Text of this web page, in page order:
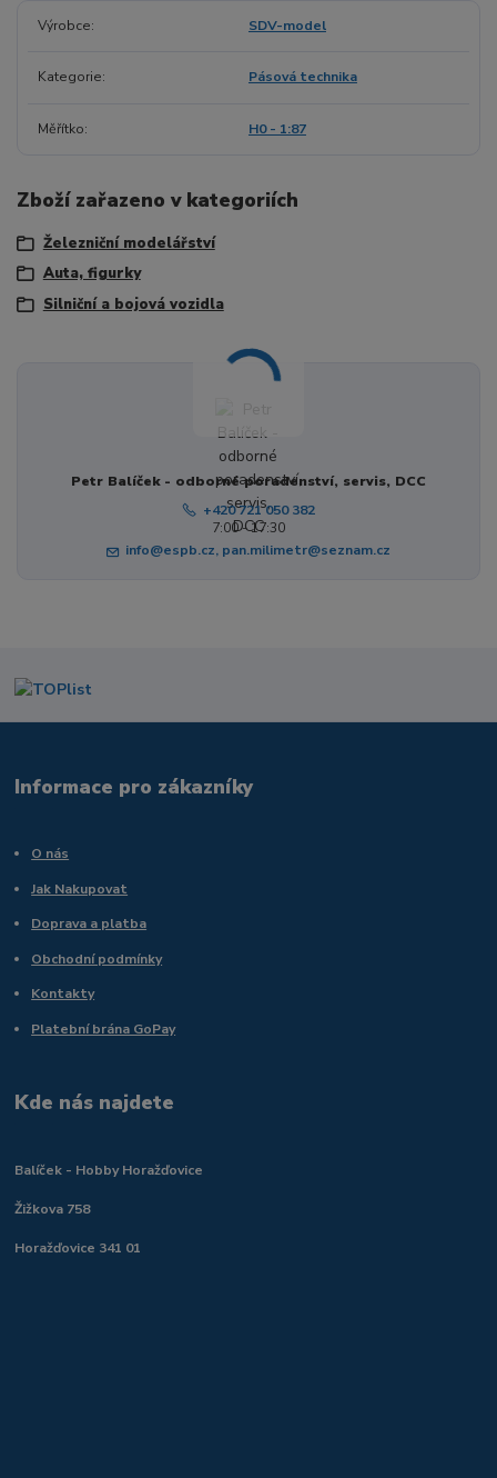
Výrobce SDV-model
Kategorie Pásová technika
Měřítko H0 - 1:87
Zboží zařazeno v kategoriích
Železniční modelářství
Auta, figurky
Silniční a bojová vozidla
Petr Balíček - odborné poradenství, servis, DCC
+420 721 050 382
7:00 - 17:30
info@espb.cz, pan.milimetr@seznam.cz
Informace pro zákazníky
O nás
Jak Nakupovat
Doprava a platba
Obchodní podmínky
Kontakty
Platební brána GoPay
Kde nás najdete
Balíček - Hobby Horažďovice
Žižkova 758
Horažďovice 341 01